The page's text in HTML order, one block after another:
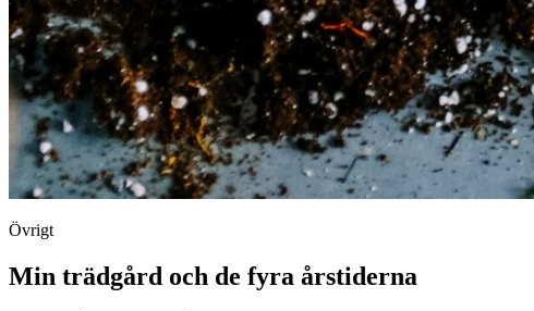
Övrigt
Min trädgård och de fyra årstiderna